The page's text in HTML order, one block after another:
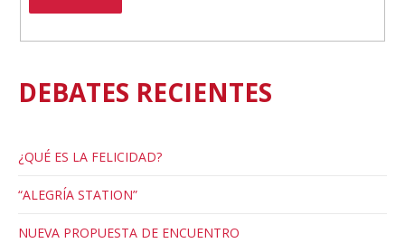
DEBATES RECIENTES
¿QUÉ ES LA FELICIDAD?
“ALEGRÍA STATION”
NUEVA PROPUESTA DE ENCUENTRO